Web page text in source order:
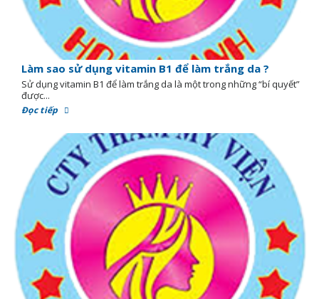
Làm sao sử dụng vitamin B1 để làm trắng da ?
Sử dụng vitamin B1 để làm trắng da là một trong những “bí quyết”
được...
Đọc tiếp